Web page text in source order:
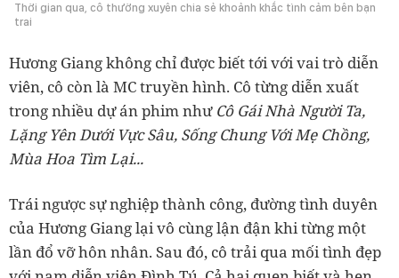
Thời gian qua, cô thường xuyên chia sẻ khoảnh khắc tình cảm bên bạn
trai
Hương Giang không chỉ được biết tới với vai trò diễn
viên, cô còn là MC truyền hình. Cô từng diễn xuất
trong nhiều dự án phim như Cô Gái Nhà Người Ta,
Lặng Yên Dưới Vực Sâu, Sống Chung Với Mẹ Chồng,
Mùa Hoa Tìm Lại...
Trái ngược sự nghiệp thành công, đường tình duyên
của Hương Giang lại vô cùng lận đận khi từng một
lần đổ vỡ hôn nhân. Sau đó, cô trải qua mối tình đẹp